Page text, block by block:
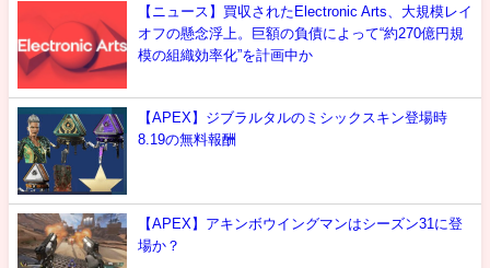
【ニュース】買収されたElectronic Arts、大規模レイ
オフの懸念浮上。巨額の負債によって“約270億円規
模の組織効率化”を計画中か
【APEX】ジブラルタルのミシックスキン登場時
8.19の無料報酬
【APEX】アキンボウイングマンはシーズン31に登
場か？